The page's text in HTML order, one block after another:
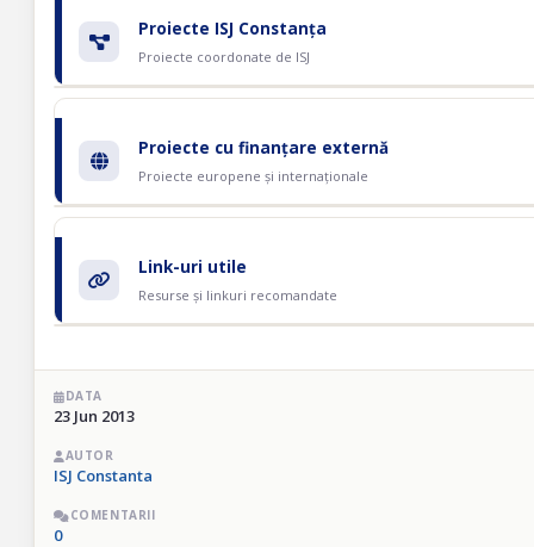
Proiecte ISJ Constanța
Proiecte coordonate de ISJ
Proiecte cu finanțare externă
Proiecte europene și internaționale
Link-uri utile
Resurse și linkuri recomandate
DATA
23 Jun 2013
AUTOR
ISJ Constanta
COMENTARII
0